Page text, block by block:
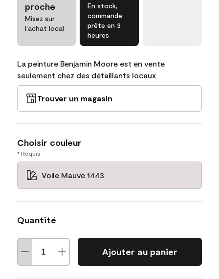
proche
Misez sur
l’achat local
En stock,
commande
prête en 3
heures
La peinture Benjamin Moore est en vente
seulement chez des détaillants locaux
Trouver un magasin
Choisir couleur
* Requis
Voile Mauve 1443
Quantité
Ajouter au panier